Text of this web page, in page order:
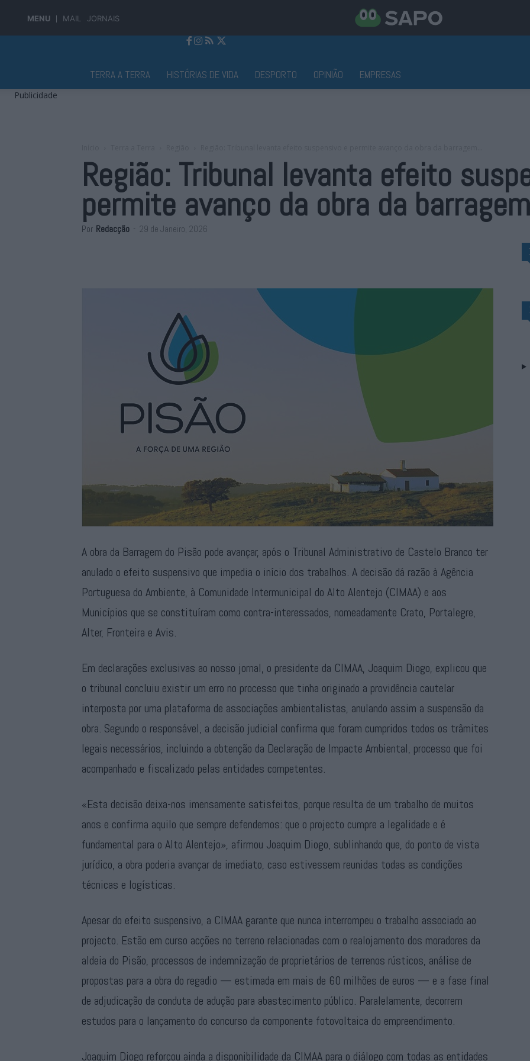
MENU MAIL JORNAIS
TERRA A TERRA HISTÓRIAS DE VIDA DESPORTO OPINIÃO EMPRESAS
Publicidade
Região: Tribunal levanta efeito
permite avanço da obra da
Por Redacção - 29 de Janeiro, 2026
A obra da Barragem do Pisão pode avançar, após o Tribunal Administrativo de Castelo Branco ter
anulado o efeito suspensivo que impedia o início dos trabalhos. A decisão dá razão à Agência
Portuguesa do Ambiente, à Comunidade Intermunicipal do Alto Alentejo (CIMAA) e aos
Municípios que se constituíram como contra-interessados, nomeadamente Crato, Portalegre,
Alter, Fronteira e Avis.
Em declarações exclusivas ao nosso jornal, o presidente da CIMAA, Joaquim Diogo, explicou que
o tribunal concluiu existir um erro no processo que tinha originado a providência cautelar
interposta por uma plataforma de associações ambientalistas, anulando assim a suspensão da
obra. Segundo o responsável, a decisão judicial confirma que foram cumpridos todos os trâmites
legais necessários, incluindo a obtenção da Declaração de Impacte Ambiental, processo que foi
acompanhado e fiscalizado pelas entidades competentes.
«Esta decisão deixa-nos imensamente satisfeitos, porque resulta de um trabalho de muitos
anos e confirma aquilo que sempre defendemos: que o projecto cumpre a legalidade e é
fundamental para o Alto Alentejo», afirmou Joaquim Diogo, sublinhando que, do ponto de vista
jurídico, a obra poderia avançar de imediato, caso estivessem reunidas todas as condições
técnicas e logísticas.
Apesar do efeito suspensivo, a CIMAA garante que nunca interrompeu o trabalho associado ao
projecto. Estão em curso acções no terreno relacionadas com o realojamento dos moradores da
aldeia do Pisão, processos de indemnização de proprietários de terrenos rústicos, análise de
propostas para a obra do regadio — estimada em mais de 60 milhões de euros — e a fase final
de adjudicação da conduta de adução para abastecimento público. Paralelamente, decorrem
estudos para o lançamento do concurso da componente fotovoltaica do empreendimento.
Joaquim Diogo reforçou ainda a disponibilidade da CIMAA para o diálogo com todas as entidades